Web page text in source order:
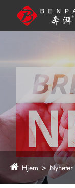
Hjem Nyheter